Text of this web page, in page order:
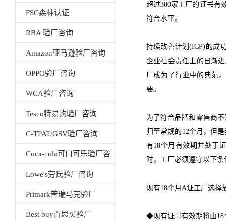
FSC森林认证
RBA 验厂咨询
Amazon亚马逊验厂咨询
OPPO验厂咨询
WCA验厂咨询
Tesco特易购验厂咨询
C-TPAT/GSV验厂咨询
Coca-cola可口可乐验厂咨
询
Lowe's劳氏验厂咨询
Primark普瑞马克验厂
Best buy百思买验厂
超过300家工厂的证书有
符合水平。
持续改善计划(ICP)的成
企业社会责任上的日渐
厂成为了行业中的典范
要。
为了符合品牌和零售商
归至常规的12个月，但
有18个月有效期并处于
时，工厂必须遵守以下条
现有18个月A证工厂选择
◆现有证书有效期将由18